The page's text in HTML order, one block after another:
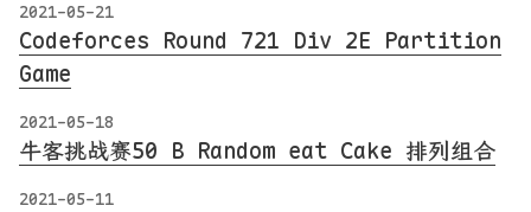
2021-05-21
Codeforces Round 721 Div 2E Partition
Game
2021-05-18
牛客挑战赛50 B Random eat Cake 排列组合
2021-05-11